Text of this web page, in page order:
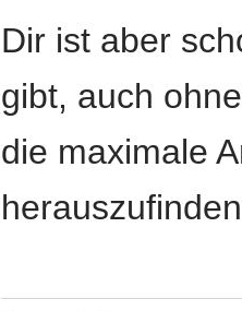
Dir ist aber
gibt, auch
die maximale